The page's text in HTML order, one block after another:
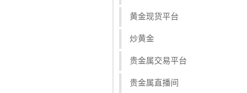
黄金现货平台
炒黄金
贵金属交易平台
贵金属直播间